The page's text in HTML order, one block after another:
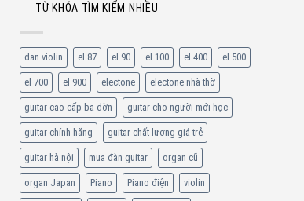
TỪ KHÓA TÌM KIẾM NHIỀU
dan violin el 87 el 90 el 100 el 400 el 500
el 700 el 900 electone electone nhà thờ
guitar cao cấp ba đờn guitar cho người mới học
guitar chính hãng guitar chất lượng giá trẻ
guitar hà nội mua đàn guitar organ cũ
organ Japan Piano Piano điện violin